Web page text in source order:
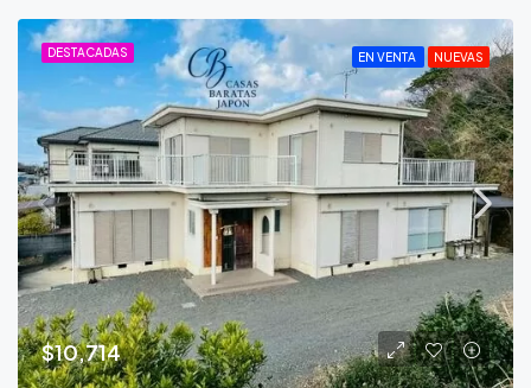
DESTACADAS EN VENTA NUEVAS
$10,714